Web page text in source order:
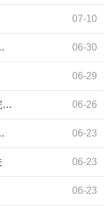
07-10
06-30
06-29
06-26
…
06-23
06-23
06-23